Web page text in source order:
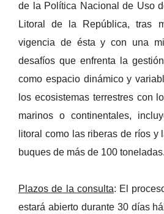
de la Política Nacional de Uso
Litoral de la República, tras
vigencia de ésta y con una
desafíos que enfrenta la
como espacio dinámico y
los ecosistemas terrestres con
marinos o continentales,
litoral como las riberas de ríos y
buques de más de 100 toneladas.
Plazos de la consulta: El
estará abierto durante 30 días